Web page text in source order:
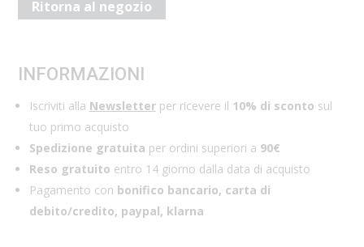
Ritorna al negozio
INFORMAZIONI
Iscriviti alla Newsletterper ricevere il 10% di sconto sul
tuo primo acquisto
Spedizione gratuita per ordini superiori a 90€
Reso gratuito entro 14 giorno dalla data di acquisto
Pagamento con bonifico bancario, carta di
debito/credito, paypal, klarna